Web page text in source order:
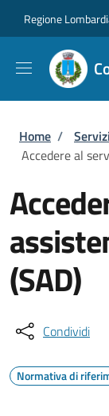
Regione
Briciole
Home /
Accedere al
(SAD)
Condividi
Normativa di